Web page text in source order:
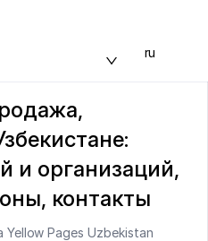
ru
и организаций,
контакты
Pages Uzbekistan